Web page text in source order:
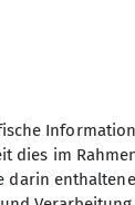
dies im
darin